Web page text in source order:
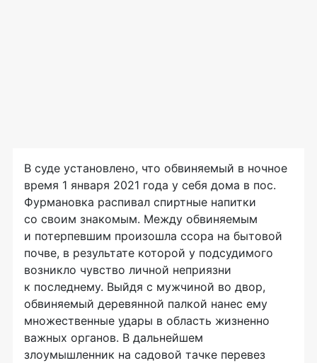
В суде установлено, что обвиняемый в ночное
время 1 января 2021 года у себя дома в пос.
Фурмановка распивал спиртные напитки
со своим знакомым. Между обвиняемым
и потерпевшим произошла ссора на бытовой
почве, в результате которой у подсудимого
возникло чувство личной неприязни
к последнему. Выйдя с мужчиной во двор,
обвиняемый деревянной палкой нанес ему
множественные удары в область жизненно
важных органов. В дальнейшем
злоумышленник на садовой тачке перевез